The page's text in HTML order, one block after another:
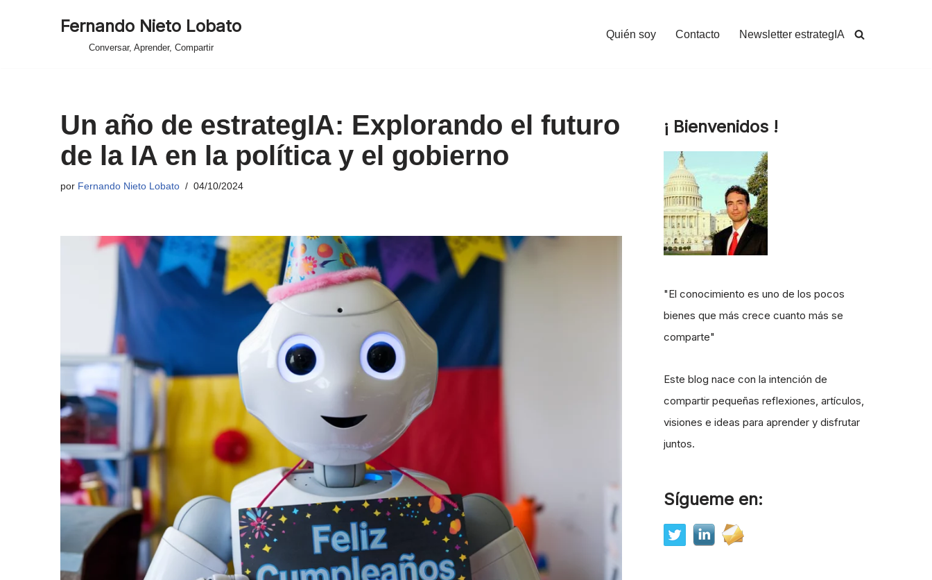
Fernando Nieto Lobato
Conversar, Aprender, Compartir
Quién soy Contacto Newsletter estrategIA
Un año de estrategIA: Explorando el futuro
de la IA en la política y el gobierno
por Fernando Nieto Lobato 04/10/2024
¡ Bienvenidos !
"El conocimiento es uno de los pocos
bienes que más crece cuanto más se
comparte"
Este blog nace con la intención de
compartir pequeñas reflexiones, artículos,
visiones e ideas para aprender y disfrutar
juntos.
Sígueme en: